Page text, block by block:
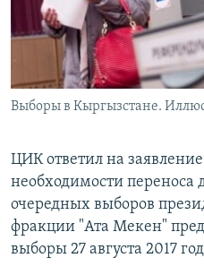
Выборы в Кыргызстане.
ЦИК ответил на
необходимости переноса
очередных выборов
фракции "Ата Мекен"
выборы 27 августа 2017